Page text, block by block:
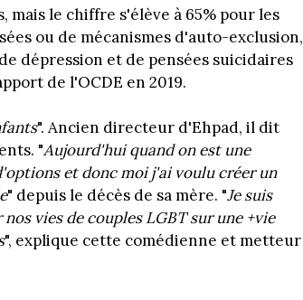
mais le chiffre s'élève à 65% pour les
ou de mécanismes d'auto-exclusion,
dépression et de pensées suicidaires
de l'OCDE en 2019.
". Ancien directeur d'Ehpad, il dit
"Aujourd'hui quand on est une
et donc moi j'ai voulu créer un
" depuis le décès de sa mère. "Je suis
vies de couples LGBT sur une +vie
", explique cette comédienne et metteur